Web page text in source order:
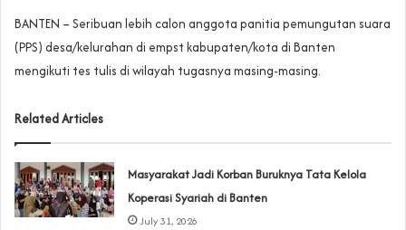
BANTEN – Seribuan lebih calon anggota panitia pemungutan suara
(PPS) desa/kelurahan di empst kabupaten/kota di Banten
mengikuti tes tulis di wilayah tugasnya masing-masing.
Related Articles
‎Masyarakat Jadi Korban Buruknya Tata Kelola
Koperasi Syariah di Banten
July 31, 2026